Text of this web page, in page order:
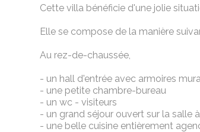
Cette villa bénéficie d'une jolie
Elle se compose de la manière
Au rez-de-chaussée,
- un hall d'entrée avec armoires
- une petite chambre-bureau
- un wc - visiteurs
- un grand séjour ouvert sur la salle
- une belle cuisine entièrement